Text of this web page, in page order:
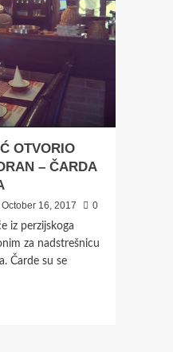
je za obitelj
turista
je odmor iz
destinacije
kamena,
mora: mjesto
ne otkriva samo
ratu
OTVORIO
– ČARDA
October 16, 2017
0
iz perzijskoga
za nadstrešnicu
Čarde su se